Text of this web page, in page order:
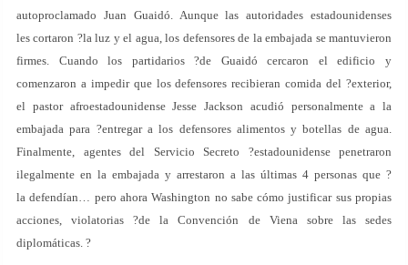
autoproclamado Juan Guaidó. Aunque las autoridades estadounidenses
les cortaron ?la luz y el agua, los defensores de la embajada se mantuvieron
firmes. Cuando los partidarios ?de Guaidó cercaron el edificio y
comenzaron a impedir que los defensores recibieran comida del ?exterior,
el pastor afroestadounidense Jesse Jackson acudió personalmente a la
embajada para ?entregar a los defensores alimentos y botellas de agua.
Finalmente, agentes del Servicio Secreto ?estadounidense penetraron
ilegalmente en la embajada y arrestaron a las últimas 4 personas que ?
la defendían… pero ahora Washington no sabe cómo justificar sus propias
acciones, violatorias ?de la Convención de Viena sobre las sedes
diplomáticas. ?